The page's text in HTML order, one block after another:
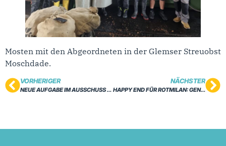
Mosten mit den Abgeordneten in der Glemser Streuobst
Moschdade.
VORHERIGER
NEUE AUFGABE IM AUSSCHUSS FÜR SOZIALES, GESUNDHEIT UND INTEGRATION
NÄCHSTER
HAPPY END FÜR ROTMILAN: GENESENER UNGLÜCKSVOGEL DARF ABHEBEN